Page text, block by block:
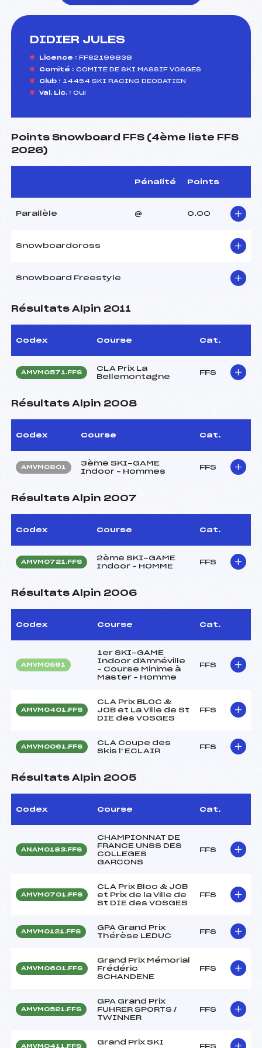
DIDIER JULES
Licence : FFS2199838
Comité : COMITE DE SKI MASSIF VOSGES
Club : 14454 SKI RACING DEODATIEN
Val. Lic. : Oui
Points Snowboard FFS (4ème liste FFS
2026)
Pénalité Points
Parallèle @ 0.00
Snowboardcross
Snowboard Freestyle
Résultats Alpin 2011
Codex Course Cat.
AMVM0571.FFS
CLA Prix La
Bellemontagne
FFS
Résultats Alpin 2008
Codex Course Cat.
AMVM0801
3ème SKI-GAME
Indoor – Hommes
FFS
Résultats Alpin 2007
Codex Course Cat.
AMVM0721.FFS
2ème SKI-GAME
Indoor – HOMME
FFS
Résultats Alpin 2006
Codex Course Cat.
AMVM0591
1er SKI-GAME
Indoor d'Amnéville
– Course Minime à
Master – Homme
FFS
AMVM0401.FFS
CLA Prix BLOC &
JOB et La Ville de St
DIE des VOSGES
FFS
AMVM0061.FFS
CLA Coupe des
Skis l' ECLAIR
FFS
Résultats Alpin 2005
Codex Course Cat.
ANAM0183.FFS
CHAMPIONNAT DE
FRANCE UNSS DES
COLLEGES
GARCONS
FFS
AMVM0701.FFS
CLA Prix Bloc & JOB
et Prix de la Ville de
St DIE des VOSGES
FFS
AMVM0121.FFS
GPA Grand Prix
Thérèse LEDUC
FFS
AMVM0601.FFS
Grand Prix Mémorial
Frédéric
SCHANDENE
FFS
AMVM0521.FFS
GPA Grand Prix
FUHRER SPORTS /
TWINNER
FFS
AMVM0411.FFS
Grand Prix SKI
FFS